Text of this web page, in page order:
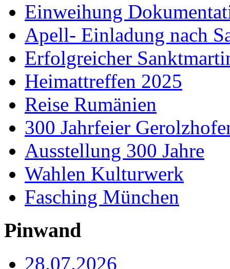
Einweihung
Apell- Einladung nach
Erfolgreicher
Heimattreffen 2025
Reise Rumänien
300 Jahrfeier
Ausstellung 300 Jahre
Wahlen Kulturwerk
Fasching München
Pinwand
28.07.2026